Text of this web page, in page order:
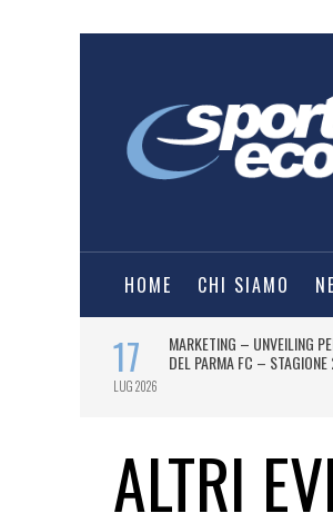
HOME CHI SIAMO
17
LUG 2026
MARKETING – UNVEILING
DEL PARMA FC –
ALTRI